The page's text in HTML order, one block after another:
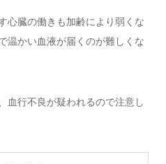
心臓の働きも加齢により弱くな
温かい血液が届くのが難しくな
血行不良が疑われるので注意し